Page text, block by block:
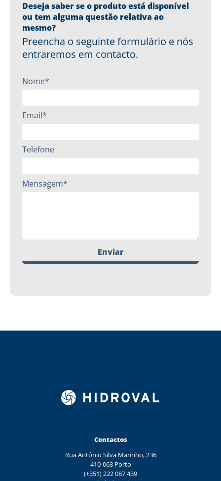
Deseja saber se o produto está disponível
ou tem alguma questão relativa ao
mesmo?
Preencha o seguinte formulário e nós
entraremos em contacto.
Nome*
Email*
Telefone
Mensagem*
Enviar
Contactos
Rua António Silva Marinho, 236
410-063 Porto
(+351) 222 087 439